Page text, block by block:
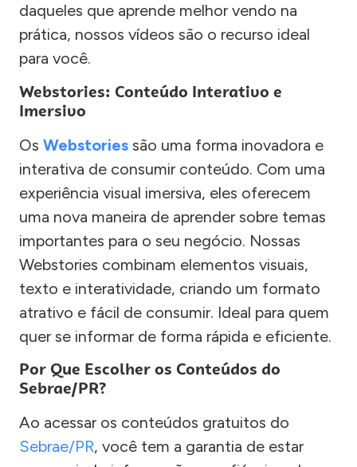
daqueles que aprende melhor vendo na
prática, nossos vídeos são o recurso ideal
para você.
Webstories: Conteúdo Interativo e
Imersivo
Os Webstories são uma forma inovadora e
interativa de consumir conteúdo. Com uma
experiência visual imersiva, eles oferecem
uma nova maneira de aprender sobre temas
importantes para o seu negócio. Nossas
Webstories combinam elementos visuais,
texto e interatividade, criando um formato
atrativo e fácil de consumir. Ideal para quem
quer se informar de forma rápida e eficiente.
Por Que Escolher os Conteúdos do
Sebrae/PR?
Ao acessar os conteúdos gratuitos do
Sebrae/PR, você tem a garantia de estar